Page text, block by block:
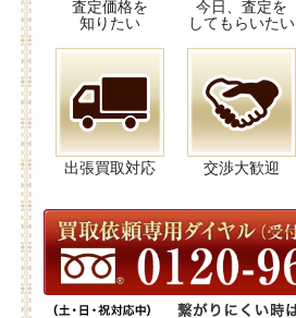
査定価格を
知りたい
今日、査定を
してもらいたい
出張買取対応 交渉大歓迎